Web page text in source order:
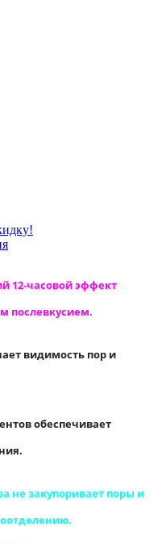
12-часовой эффект
послевкусием.
видимость пор и
обеспечивает
не закупоривает поры и